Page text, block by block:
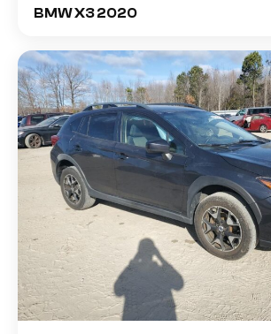
BMW X3 2020